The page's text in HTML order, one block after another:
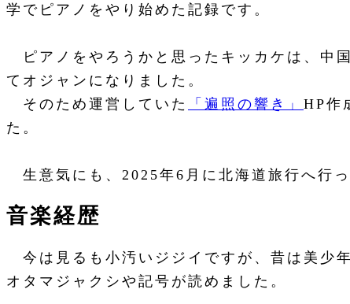
学でピアノをやり始めた記録です。
ピアノをやろうかと思ったキッカケは、中
てオジャンになりました。
そのため運営していた
「遍照の響き」 HP作
た。
生意気にも、2025年6月に北海道旅行へ行
音楽経歴
今は見るも小汚いジジイですが、昔は美少
オタマジャクシや記号が読めました。